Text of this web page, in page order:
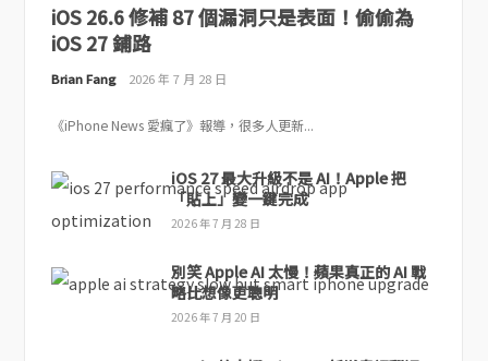
iOS 26.6 修補 87 個漏洞只是表面！偷偷為
iOS 27 鋪路
Brian Fang 2026 年 7 月 28 日
《iPhone News 愛瘋了》報導，很多人更新...
iOS 27 最大升級不是 AI！Apple 把
「貼上」變一鍵完成
2026 年 7 月 28 日
別笑 Apple AI 太慢！蘋果真正的 AI 戰
略比想像更聰明
2026 年 7 月 20 日